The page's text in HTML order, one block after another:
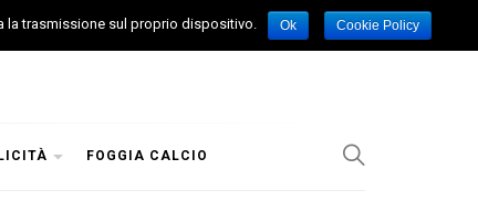
FOGGIA CALCIO
la trasmissione sul proprio dispositivo. Ok Cookie Policy